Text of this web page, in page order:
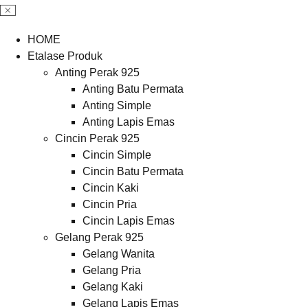
HOME
Etalase Produk
Anting Perak 925
Anting Batu Permata
Anting Simple
Anting Lapis Emas
Cincin Perak 925
Cincin Simple
Cincin Batu Permata
Cincin Kaki
Cincin Pria
Cincin Lapis Emas
Gelang Perak 925
Gelang Wanita
Gelang Pria
Gelang Kaki
Gelang Lapis Emas